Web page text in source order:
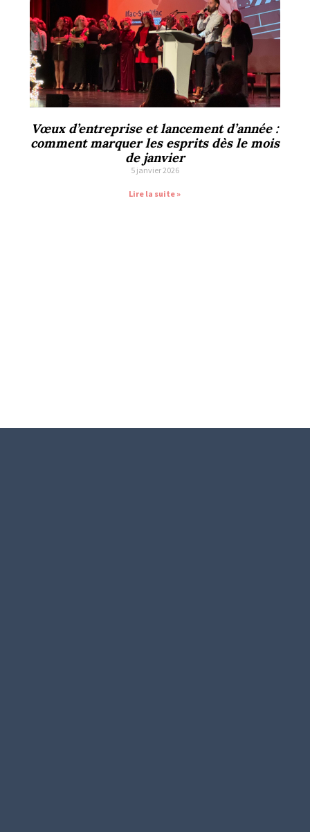
Vœux d’entreprise et lancement d’année :
comment marquer les esprits dès le mois
de janvier
5 janvier 2026
Lire la suite »